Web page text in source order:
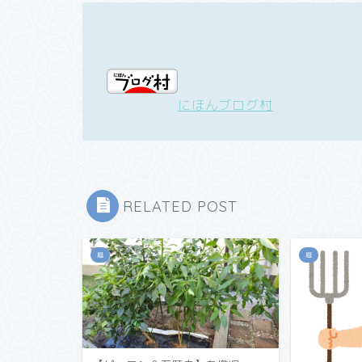
にほんブログ村
RELATED POST
庭 庭